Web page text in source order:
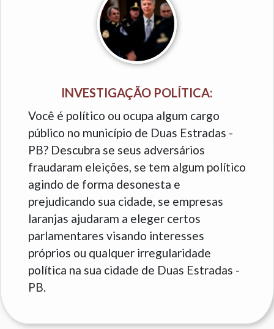
INVESTIGAÇÃO POLÍTICA:
Você é político ou ocupa algum cargo
público no município de Duas Estradas -
PB? Descubra se seus adversários
fraudaram eleições, se tem algum político
agindo de forma desonesta e
prejudicando sua cidade, se empresas
laranjas ajudaram a eleger certos
parlamentares visando interesses
próprios ou qualquer irregularidade
política na sua cidade de Duas Estradas -
PB.